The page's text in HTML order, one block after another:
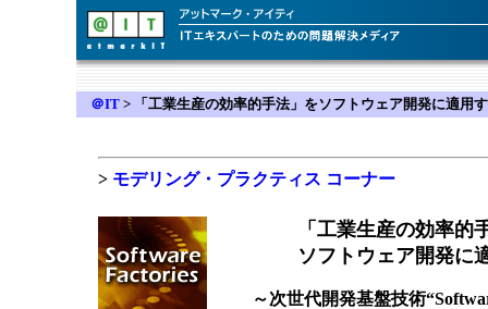
＠IT > 「工業生産の効率的手法」をソフトウェア開発に適用
> モデリング・プラクティス コーナー
「工業生産の効率的
ソフトウェア開発に
～次世代開発基盤技術